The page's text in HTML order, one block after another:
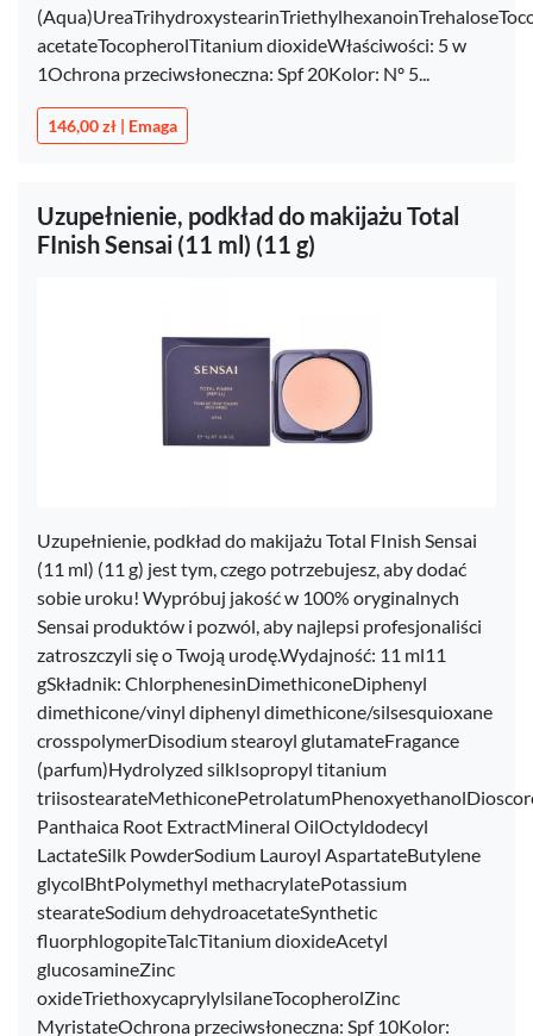
acetateTocopherolTitanium dioxideWłaściwości: 5 w
1Ochrona przeciwsłoneczna: Spf 20Kolor: Nº 5...
146,00 zł | Emaga
Uzupełnienie, podkład do makijażu Total
FInish Sensai (11 ml) (11 g)
Uzupełnienie, podkład do makijażu Total FInish Sensai
(11 ml) (11 g) jest tym, czego potrzebujesz, aby dodać
sobie uroku! Wypróbuj jakość w 100% oryginalnych
Sensai produktów i pozwól, aby najlepsi profesjonaliści
zatroszczyli się o Twoją urodę.Wydajność: 11 ml11
gSkładnik: ChlorphenesinDimethiconeDiphenyl
dimethicone/vinyl diphenyl dimethicone/silsesquioxane
crosspolymerDisodium stearoyl glutamateFragance
(parfum)Hydrolyzed silkIsopropyl titanium
Panthaica Root ExtractMineral OilOctyldodecyl
LactateSilk PowderSodium Lauroyl AspartateButylene
glycolBhtPolymethyl methacrylatePotassium
stearateSodium dehydroacetateSynthetic
fluorphlogopiteTalcTitanium dioxideAcetyl
glucosamineZinc
oxideTriethoxycaprylylsilaneTocopherolZinc
MyristateOchrona przeciwsłoneczna: Spf 10Kolor: